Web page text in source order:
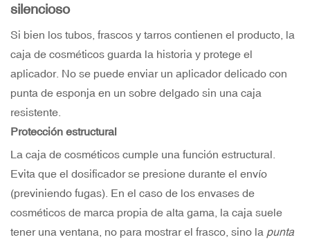
silencioso
Si bien los tubos, frascos y tarros contienen el producto, la
caja de cosméticos guarda la historia y protege el
aplicador. No se puede enviar un aplicador delicado con
punta de esponja en un sobre delgado sin una caja
resistente.
Protección estructural
La caja de cosméticos cumple una función estructural.
Evita que el dosificador se presione durante el envío
(previniendo fugas). En el caso de los envases de
cosméticos de marca propia de alta gama, la caja suele
tener una ventana, no para mostrar el frasco, sino la punta